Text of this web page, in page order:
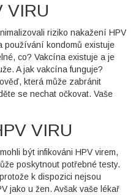
VIRU
riziko nakažení HPV
používání kondomů existuje
co? Vakcína existuje a je
A jak vakcína funguje?
která může zabránit
se nechat očkovat. Vaše
VIRU
být infikováni HPV virem,
poskytnout potřebné testy.
k dispozici nejsou
jako u žen. Avšak vaše lékař